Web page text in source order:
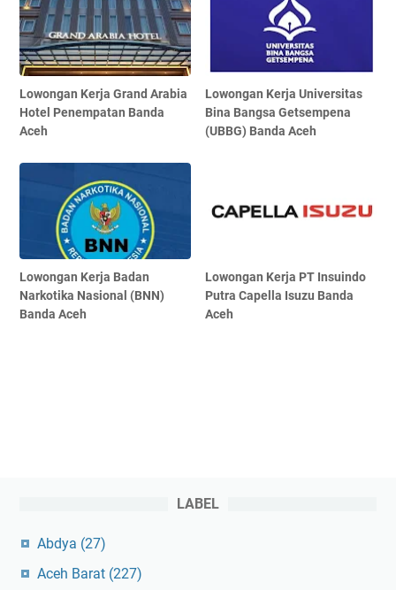
Lowongan Kerja Grand Arabia
Hotel Penempatan Banda
Aceh
Lowongan Kerja Universitas
Bina Bangsa Getsempena
(UBBG) Banda Aceh
Lowongan Kerja Badan
Narkotika Nasional (BNN)
Banda Aceh
Lowongan Kerja PT Insuindo
Putra Capella Isuzu Banda
Aceh
LABEL
Abdya (27)
Aceh Barat (227)